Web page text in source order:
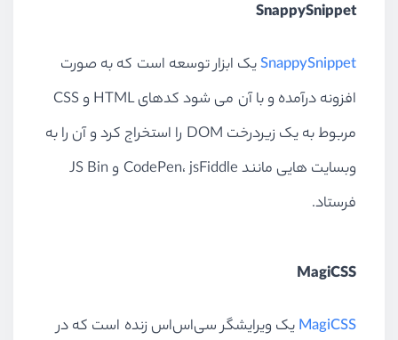
SnappySnippet
SnappySnippetیک ابزار توسعه است که به صورت
افزونه درآمده و با آن می شود کدهای HTML و CSS
مربوط به یک زیردرخت DOM را استخراج کرد و آن را به
وبسایت هایی مانند CodePen، jsFiddle و JS Bin
فرستاد.
MagiCSS
MagiCSSیک ویرایشگر سی‌اس‌اس زنده است که در